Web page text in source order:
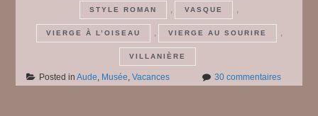
STYLE ROMAN , VASQUE ,
VIERGE À L’OISEAU , VIERGE AU SOURIRE ,
VILLANIÈRE
Posted inAude, Musée,Vacances 30 commentairessur